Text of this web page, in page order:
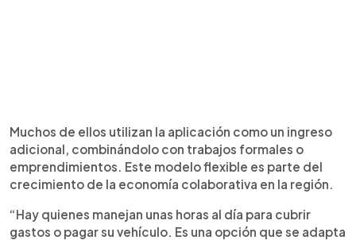
Muchos de ellos utilizan la aplicación como un ingreso
adicional, combinándolo con trabajos formales o
emprendimientos. Este modelo flexible es parte del
crecimiento de la economía colaborativa en la región.
“Hay quienes manejan unas horas al día para cubrir
gastos o pagar su vehículo. Es una opción que se adapta